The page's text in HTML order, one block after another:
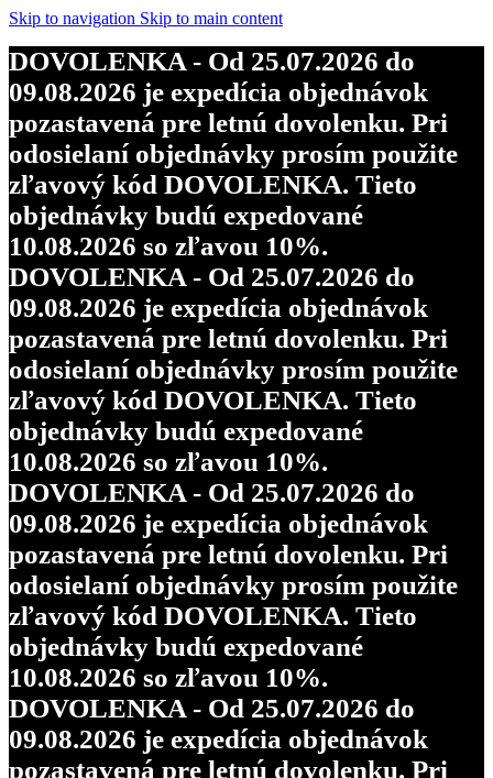
Skip to navigation Skip to main content
10.08.2026 so zľavou 10%.
DOVOLENKA - Od 25.07.2026 do
09.08.2026 je expedícia objednávok
pozastavená pre letnú dovolenku. Pri
odosielaní objednávky prosím použite
zľavový kód DOVOLENKA. Tieto
objednávky budú expedované
10.08.2026 so zľavou 10%.
DOVOLENKA - Od 25.07.2026 do
09.08.2026 je expedícia objednávok
pozastavená pre letnú dovolenku. Pri
odosielaní objednávky prosím použite
zľavový kód DOVOLENKA. Tieto
objednávky budú expedované
10.08.2026 so zľavou 10%.
DOVOLENKA - Od 25.07.2026 do
09.08.2026 je expedícia objednávok
pozastavená pre letnú dovolenku. Pri
odosielaní objednávky prosím použite
zľavový kód DOVOLENKA. Tieto
objednávky budú expedované
10.08.2026 so zľavou 10%.
DOVOLENKA - Od 25.07.2026 do
09.08.2026 je expedícia objednávok
pozastavená pre letnú dovolenku. Pri
odosielaní objednávky prosím použite
zľavový kód DOVOLENKA. Tieto
objednávky budú expedované
10.08.2026 so zľavou 10%.
DOVOLENKA - Od 25.07.2026 do
09.08.2026 je expedícia objednávok
pozastavená pre letnú dovolenku. Pri
odosielaní objednávky prosím použite
zľavový kód DOVOLENKA. Tieto
objednávky budú expedované
10.08.2026 so zľavou 10%.
DOVOLENKA - Od 25.07.2026 do
09.08.2026 je expedícia objednávok
pozastavená pre letnú dovolenku. Pri